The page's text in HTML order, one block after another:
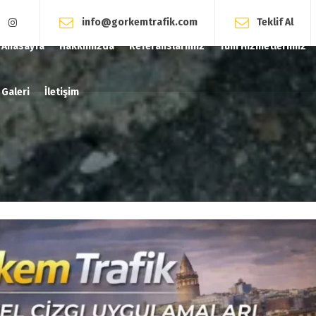
info@gorkemtrafik.com
Teklif Al
Anasayfa
Hakkımızda Referanslarımız Tüm Hizmetlerimiz
Galeri İletişim